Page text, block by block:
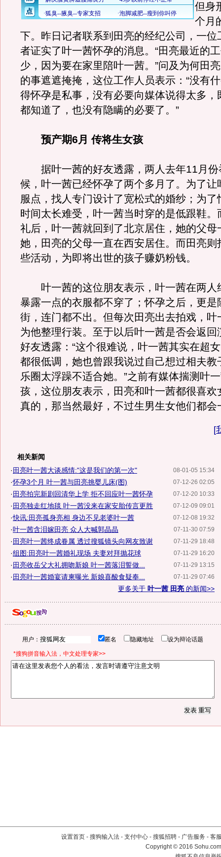
但身
个月
下。昨日记者联系到田亮的经纪公司，一位
者证实了叶一茜怀孕的消息。“田亮最近的
少，因为要在家里陪叶一茜。”问及为何田
的事遮遮掩掩，这位工作人员表示：“没有
得怀孕是私事，没有必要向媒体说得太多，
都知道了，也没有隐瞒的必要了。”
预产期6月 传将生女孩
据叶一茜的好友透露，两人去年11月份
候，叶一茜已经怀孕了两个多月了。为了让
服点，找人专门设计了宽松式的婚纱；为了
时间太长难受，叶一茜当时穿的是低跟鞋。
礼后，叶一茜就回到了北京居住，她的父母
她，田亮的父母一直在西安居住。而田亮则
些活动，为即将出世的孩子赚奶粉钱。
叶一茜的这位朋友表示，叶一茜在两人
暴露一点的衣服都不穿了；怀孕之后，更是
街，连门都不出。但每次田亮出去拍戏，叶
为他整理行装。至于以后叶一茜是否会返回
好友透露：“这个很难说，叶一茜其实在超
都很低调，她也曾跟我说过自己想过相夫教
乐圈太浮躁不适合她。”之前有媒体揣测叶
孩，这位朋友表示，田亮和叶一茜都很喜欢
真的，那当然最好，不过生男生女他们都会
[
相关新闻
08-01-05 15:34
· 田亮叶一茜大谈感情:"这是我们的第一次"
07-12-26 02:05
·怀孕3个月 叶一茜与田亮挑婴儿床(图)
07-12-20 10:33
· 田亮拍完新剧回清华上学 拒不回应叶一茜怀孕
07-12-09 09:01
· 田亮独走红地毯 叶一茜没来在家安胎传言更胜
07-12-08 19:32
·快讯:田亮孤身亮相 身边不见老婆叶一茜
07-11-30 07:59
·叶一茜含泪嫁田亮 众人大喊郭晶晶
07-11-29 18:48
· 田亮叶一茜终成眷属 透过搜狐镜头向网友致谢
07-11-29 16:20
·组图:田亮叶一茜婚礼现场 夫妻对拜抛花球
07-11-29 13:15
· 田亮收岳父大礼拥吻新娘 叶一茜落泪誓做...
07-11-29 07:46
· 田亮叶一茜婚宴请柬曝光 新娘喜酸食疑奉...
更多关于 叶一茜 田亮 的新闻>>
用户： 匿名 隐藏地址 设为辩论话题
*搜狗拼音输入法，中文处理专家>>
设置首页 - 搜狗输入法 - 支付中心 - 搜狐招聘 - 广告服务 - 客
Copyright©2016